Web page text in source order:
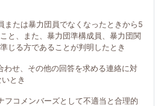
または暴力団員でなくなったときから5
と、また、暴力団準構成員、暴力団関
じる方であることが判明したとき
わせ、その他の回答を求める連絡に対
とき
フコメンバーズとして不適当と合理的